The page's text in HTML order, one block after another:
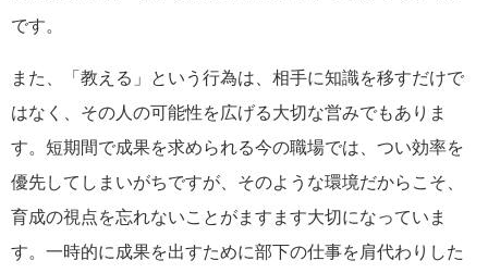
です。
また、「教える」という行為は、相手に知識を移すだけで
はなく、その人の可能性を広げる大切な営みでもありま
す。短期間で成果を求められる今の職場では、つい効率を
優先してしまいがちですが、そのような環境だからこそ、
育成の視点を忘れないことがますます大切になっていま
す。一時的に成果を出すために部下の仕事を肩代わりした